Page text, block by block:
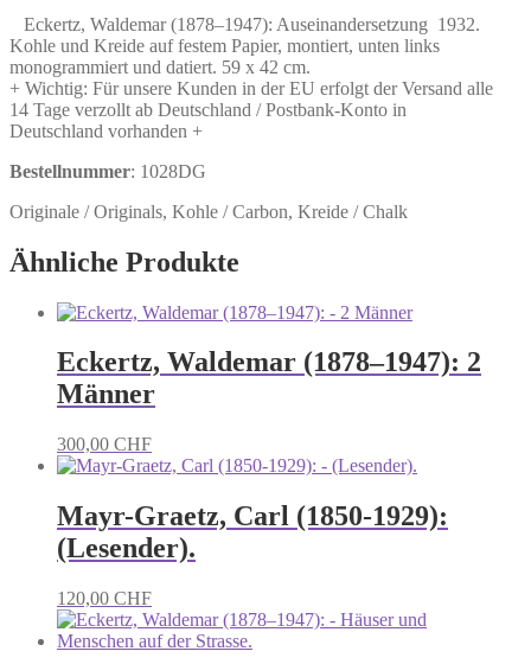
Eckertz, Waldemar (1878–1947): Auseinandersetzung 1932.
Kohle und Kreide auf festem Papier, montiert, unten links
monogrammiert und datiert. 59 x 42 cm.
+ Wichtig: Für unsere Kunden in der EU erfolgt der Versand alle
14 Tage verzollt ab Deutschland / Postbank-Konto in
Deutschland vorhanden +
Bestellnummer: 1028DG
Originale / Originals, Kohle / Carbon, Kreide / Chalk
Ähnliche Produkte
Eckertz, Waldemar (1878–1947): 2
Männer
300,00 CHF
Mayr-Graetz, Carl (1850-1929):
(Lesender).
120,00 CHF